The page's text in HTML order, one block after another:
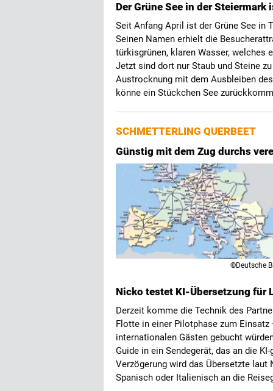
Der Grüne See in der
Seit Anfang April ist der Grüne See
Seinen Namen erhielt die
türkisgrünen, klaren Wasser, welches
Jetzt sind dort nur Staub und Steine
Austrocknung mit dem Ausbleiben
könne ein Stückchen See
SCHMETTERLING QUERBEET
Günstig mit dem Zug durchs
©Deutsche
Nicko testet KI-Übersetzung für
Derzeit komme die Technik des
Flotte in einer Pilotphase zum
internationalen Gästen gebucht
Guide in ein Sendegerät, das an die
Verzögerung wird das Übersetzte
Spanisch oder Italienisch an die